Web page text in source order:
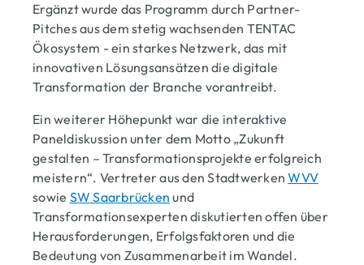
Ergänzt wurde das Programm durch Partner-
Pitches aus dem stetig wachsenden TENTAC
Ökosystem - ein starkes Netzwerk, das mit
innovativen Lösungsansätzen die digitale
Transformation der Branche vorantreibt.
Ein weiterer Höhepunkt war die interaktive
Paneldiskussion unter dem Motto „Zukunft
gestalten – Transformationsprojekte erfolgreich
meistern“. Vertreter aus den StadtwerkenWVV
sowie SW Saarbrücken und
Transformationsexperten diskutierten offen über
Herausforderungen, Erfolgsfaktoren und die
Bedeutung von Zusammenarbeit im Wandel.